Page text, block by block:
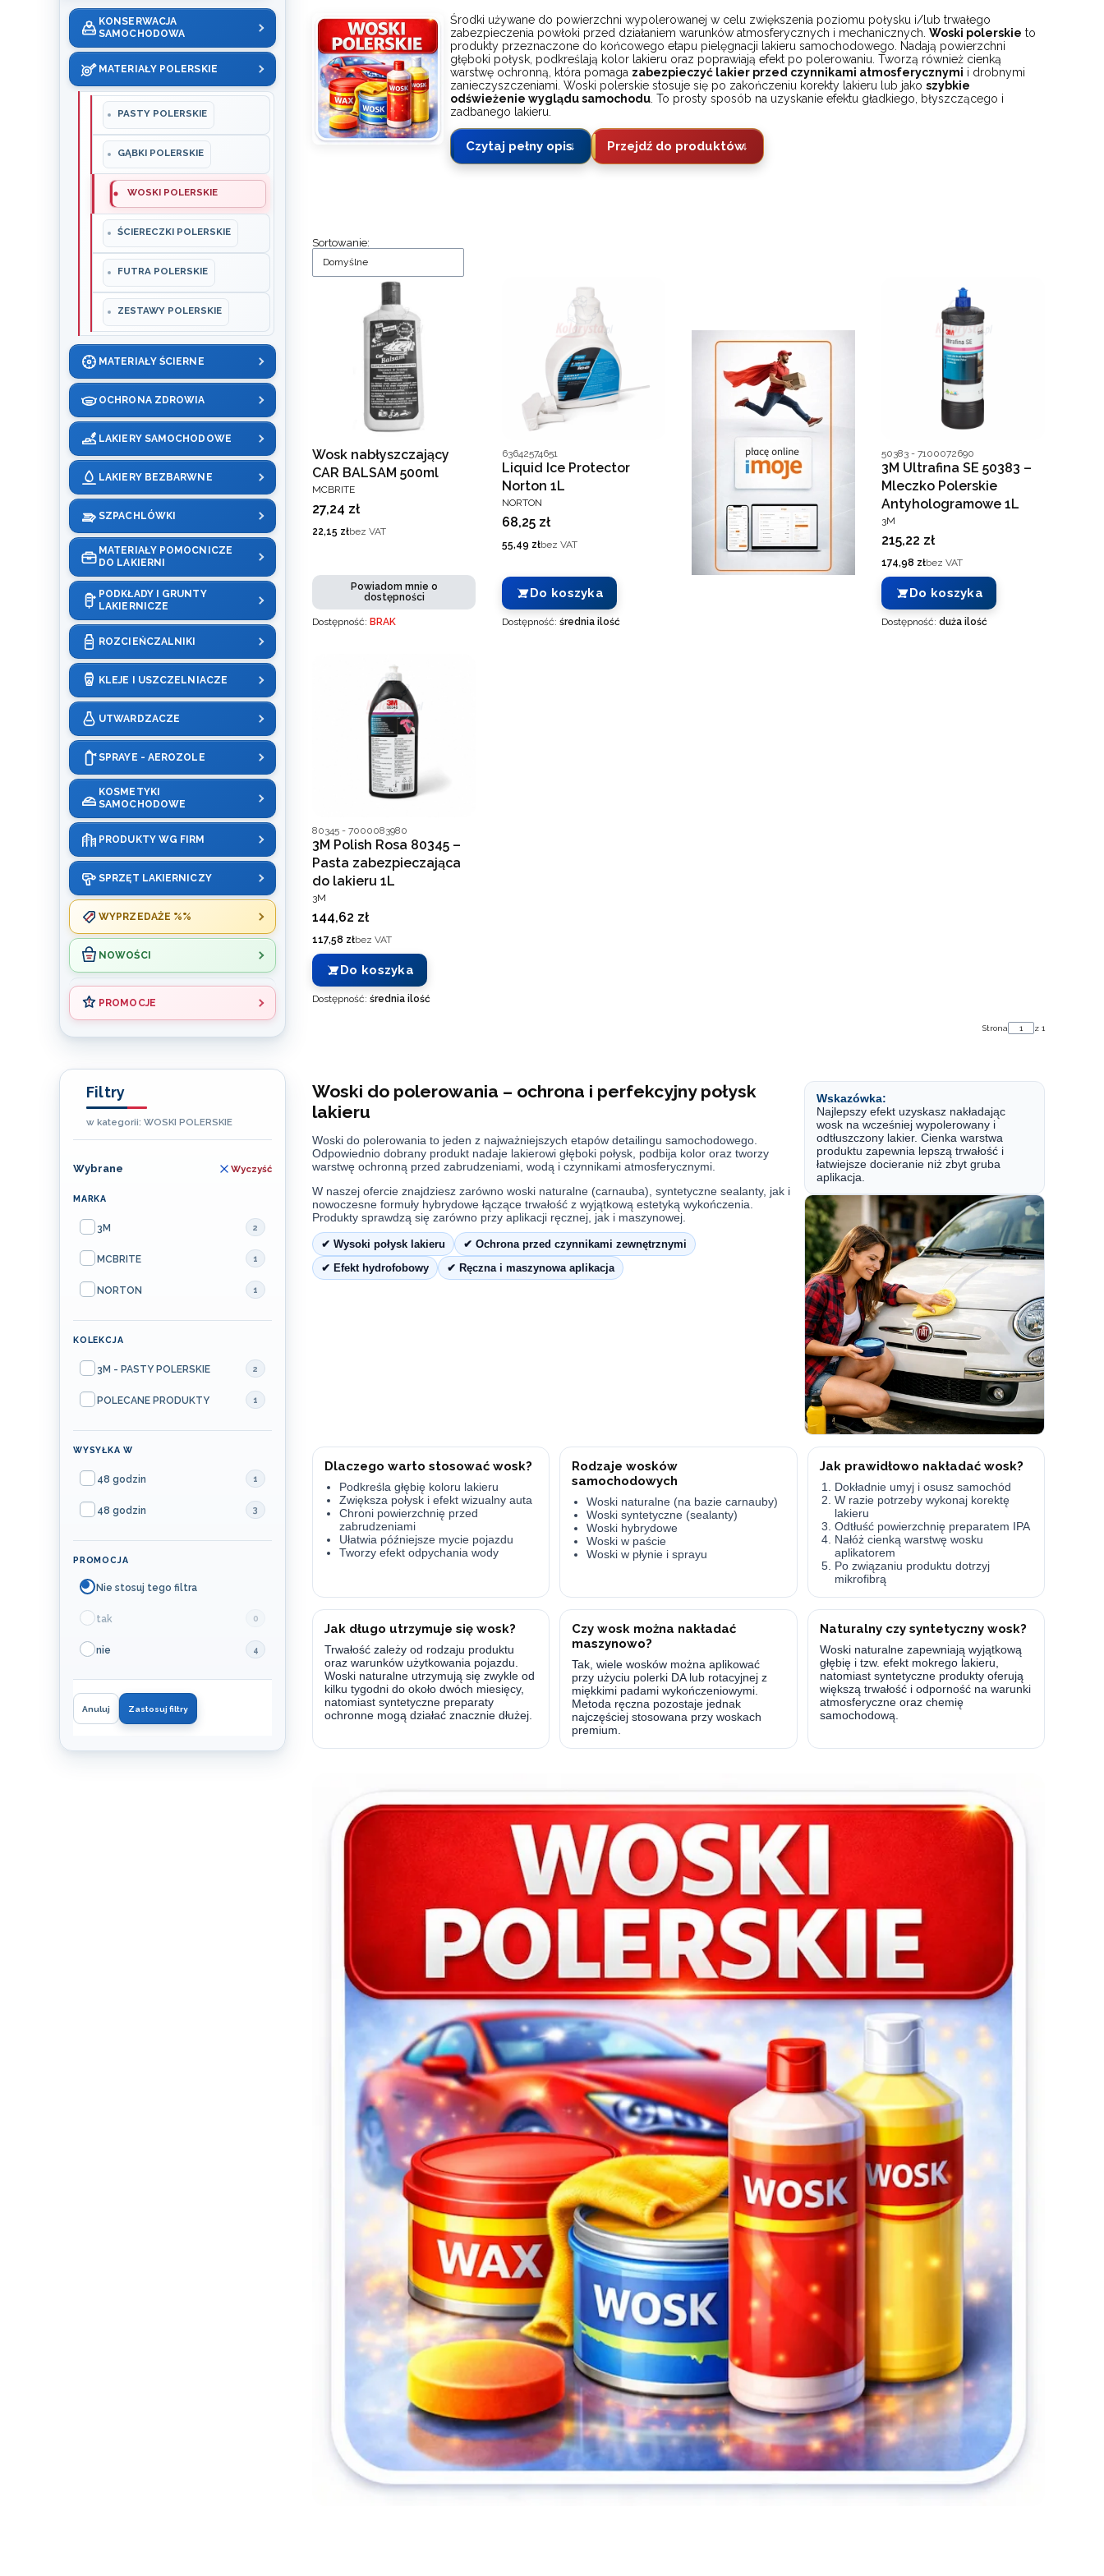
KONSERWACJA
SAMOCHODOWA
MATERIAŁY POLERSKIE
PASTY POLERSKIE
GĄBKI POLERSKIE
WOSKI POLERSKIE
ŚCIERECZKI POLERSKIE
FUTRA POLERSKIE
ZESTAWY POLERSKIE
MATERIAŁY ŚCIERNE
OCHRONA ZDROWIA
LAKIERY SAMOCHODOWE
LAKIERY BEZBARWNE
SZPACHLÓWKI
MATERIAŁY POMOCNICZE
DO LAKIERNI
PODKŁADY I GRUNTY
LAKIERNICZE
ROZCIEŃCZALNIKI
KLEJE I USZCZELNIACZE
UTWARDZACZE
SPRAYE - AEROZOLE
KOSMETYKI
SAMOCHODOWE
PRODUKTY WG FIRM
SPRZĘT LAKIERNICZY
WYPRZEDAŻE %%
NOWOŚCI
PROMOCJE
Filtry
w kategorii: WOSKI POLERSKIE
Wybrane Wyczyść
MARKA
Marka
3M 2
MCBRITE 1
NORTON 1
KOLEKCJA
Kolekcja
3M - PASTY POLERSKIE 2
POLECANE PRODUKTY 1
WYSYŁKA W
Wysyłka w
48 godzin 1
48 godzin 3
PROMOCJA
Nie stosuj tego filtra
tak 0
nie 4
Anuluj Zastosuj filtry
Środki używane do powierzchni wypolerowanej w celu zwiększenia poziomu połysku i/lub trwałego
zabezpieczenia powłoki przed działaniem warunków atmosferycznych i mechanicznych. Woski polerskie to
produkty przeznaczone do końcowego etapu pielęgnacji lakieru samochodowego. Nadają powierzchni
głęboki połysk, podkreślają kolor lakieru oraz poprawiają efekt po polerowaniu. Tworzą również cienką
warstwę ochronną, która pomaga zabezpieczyć lakier przed czynnikami atmosferycznymi i drobnymi
zanieczyszczeniami. Woski polerskie stosuje się po zakończeniu korekty lakieru lub jako szybkie
odświeżenie wyglądu samochodu . To prosty sposób na uzyskanie efektu gładkiego, błyszczącego i
zadbanego lakieru.
Czytaj pełny opis Przejdź do produktów
Lista produktów
Sortowanie:
Domyślne
Wosk nabłyszczający
CAR BALSAM 500ml
PRODUCENT
MCBRITE
Cena
27,24 zł
Cena
22,15 złbez VAT
Powiadom mnie o
dostępności
Dostępność: BRAK
Kod producenta
63642574651
Liquid Ice Protector
Norton 1L
PRODUCENT
NORTON
Cena
68,25 zł
Cena
55,49 złbez VAT
Do koszyka
Dostępność: średnia ilość
Kod producenta
50383 - 7100072690
3M Ultrafina SE 50383 –
Mleczko Polerskie
Antyhologramowe 1L
PRODUCENT
3M
Cena
215,22 zł
Cena
174,98 złbez VAT
Do koszyka
Dostępność: duża ilość
Kod producenta
80345 - 7000083980
3M Polish Rosa 80345 –
Pasta zabezpieczająca
do lakieru 1L
PRODUCENT
3M
Cena
144,62 zł
Cena
117,58 złbez VAT
Do koszyka
Dostępność: średnia ilość
Strona z 1
Woski do polerowania – ochrona i perfekcyjny połysk
lakieru
Woski do polerowania to jeden z najważniejszych etapów detailingu samochodowego.
Odpowiednio dobrany produkt nadaje lakierowi głęboki połysk, podbija kolor oraz tworzy
warstwę ochronną przed zabrudzeniami, wodą i czynnikami atmosferycznymi.
W naszej ofercie znajdziesz zarówno woski naturalne (carnauba), syntetyczne sealanty, jak i
nowoczesne formuły hybrydowe łączące trwałość z wyjątkową estetyką wykończenia.
Produkty sprawdzą się zarówno przy aplikacji ręcznej, jak i maszynowej.
✔ Wysoki połysk lakieru
✔ Ochrona przed czynnikami zewnętrznymi
✔ Efekt hydrofobowy
✔ Ręczna i maszynowa aplikacja
Wskazówka:
Najlepszy efekt uzyskasz nakładając
wosk na wcześniej wypolerowany i
odtłuszczony lakier. Cienka warstwa
produktu zapewnia lepszą trwałość i
łatwiejsze docieranie niż zbyt gruba
aplikacja.
Dlaczego warto stosować wosk?
Podkreśla głębię koloru lakieru
Zwiększa połysk i efekt wizualny auta
Chroni powierzchnię przed
zabrudzeniami
Ułatwia późniejsze mycie pojazdu
Tworzy efekt odpychania wody
Rodzaje wosków
samochodowych
Woski naturalne (na bazie carnauby)
Woski syntetyczne (sealanty)
Woski hybrydowe
Woski w paście
Woski w płynie i sprayu
Jak prawidłowo nakładać wosk?
Dokładnie umyj i osusz samochód
W razie potrzeby wykonaj korektę
lakieru
Odtłuść powierzchnię preparatem IPA
Nałóż cienką warstwę wosku
aplikatorem
Po związaniu produktu dotrzyj
mikrofibrą
Jak długo utrzymuje się wosk?
Trwałość zależy od rodzaju produktu
oraz warunków użytkowania pojazdu.
Woski naturalne utrzymują się zwykle od
kilku tygodni do około dwóch miesięcy,
natomiast syntetyczne preparaty
ochronne mogą działać znacznie dłużej.
Czy wosk można nakładać
maszynowo?
Tak, wiele wosków można aplikować
przy użyciu polerki DA lub rotacyjnej z
miękkimi padami wykończeniowymi.
Metoda ręczna pozostaje jednak
najczęściej stosowana przy woskach
premium.
Naturalny czy syntetyczny wosk?
Woski naturalne zapewniają wyjątkową
głębię i tzw. efekt mokrego lakieru,
natomiast syntetyczne produkty oferują
większą trwałość i odporność na warunki
atmosferyczne oraz chemię
samochodową.